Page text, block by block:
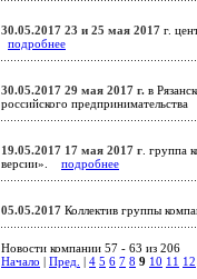
30.05.2017 23 и 25 мая 2017 г.
подробнее
30.05.2017 29 мая 2017 г. в
российского предпринимательства
19.05.2017 17 мая 2017 г. группа
версии». подробнее
05.05.2017 Коллектив группы
Новости компании 57 - 63 из 206
Начало
Пред. 4 5 6 7 8 9 10 11 12